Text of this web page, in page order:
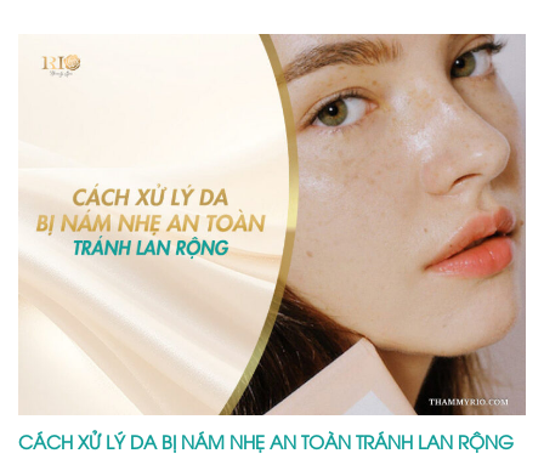
CÁCH XỬ LÝ DA BỊ NÁM NHẸ AN TOÀN TRÁNH LAN RỘNG